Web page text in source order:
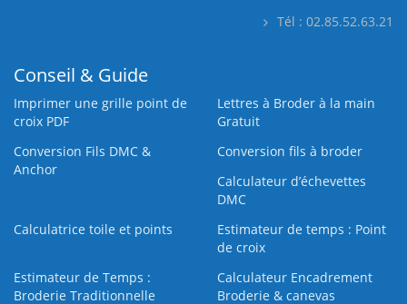
Tél : 02.85.52.63.21
Conseil & Guide
Imprimer une grille point de
croix PDF
Lettres à Broder à la main
Gratuit
Conversion Fils DMC &
Anchor
Conversion fils à broder
Calculateur d’échevettes
DMC
Calculatrice toile et points
Estimateur de temps : Point
de croix
Estimateur de Temps :
Broderie Traditionnelle
Calculateur Encadrement
Broderie & canevas